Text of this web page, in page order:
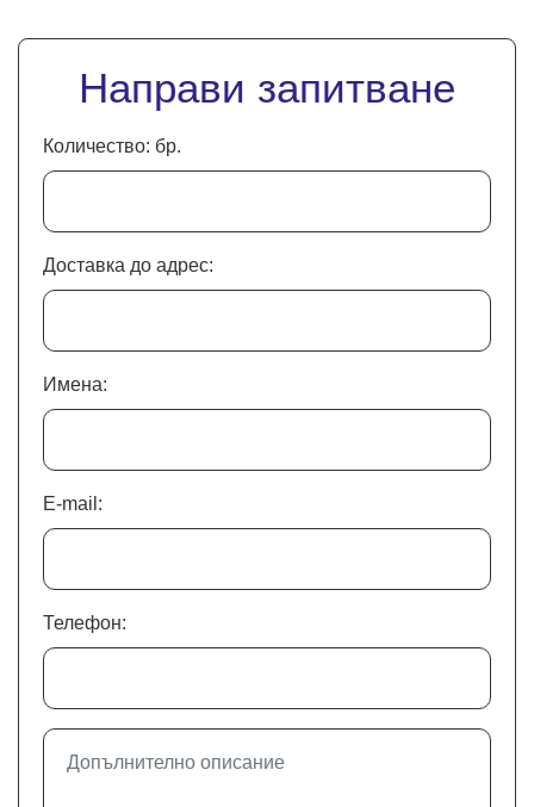
Направи запитване
Количество: бр.
Доставка до адрес:
Имена:
E-mail:
Телефон: